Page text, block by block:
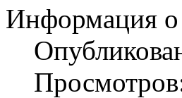
Информация о